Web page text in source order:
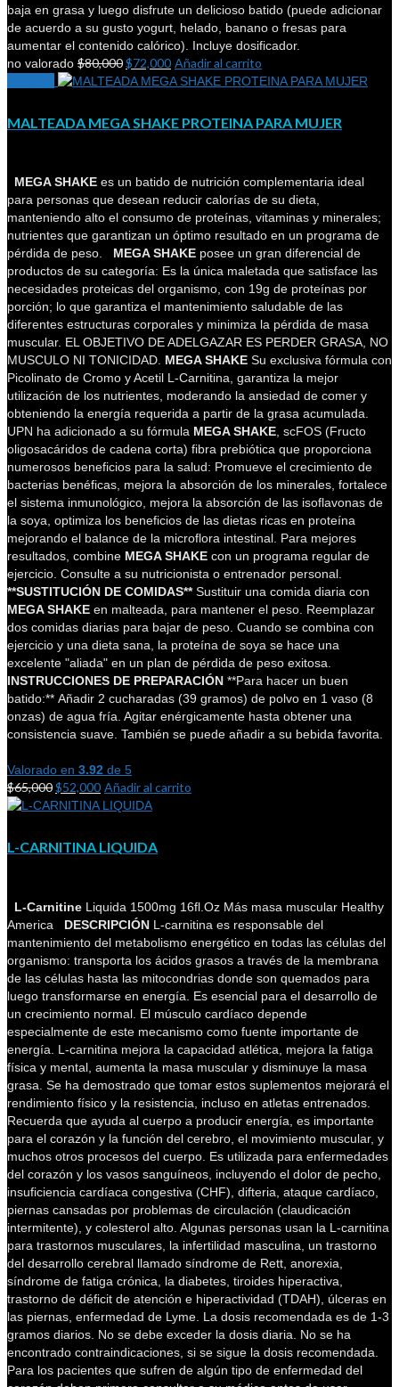
baja en grasa y luego disfrute un delicioso batido (puede adicionar
de acuerdo a su gusto yogurt, helado, banano o fresas para
aumentar el contenido calórico). Incluye dosificador.
no valorado $80,000$72,000 Añadir al carrito
MALTEADA MEGA SHAKE PROTEINA PARA MUJER
MEGA SHAKE es un batido de nutrición complementaria ideal
para personas que desean reducir calorías de su dieta,
manteniendo alto el consumo de proteínas, vitaminas y minerales;
nutrientes que garantizan un óptimo resultado en un programa de
pérdida de peso. MEGA SHAKE posee un gran diferencial de
productos de su categoría: Es la única maletada que satisface las
necesidades proteicas del organismo, con 19g de proteínas por
porción; lo que garantiza el mantenimiento saludable de las
diferentes estructuras corporales y minimiza la pérdida de masa
muscular. EL OBJETIVO DE ADELGAZAR ES PERDER GRASA, NO
MUSCULO NI TONICIDAD. MEGA SHAKE Su exclusiva fórmula con
Picolinato de Cromo y Acetil L-Carnitina, garantiza la mejor
utilización de los nutrientes, moderando la ansiedad de comer y
obteniendo la energía requerida a partir de la grasa acumulada.
UPN ha adicionado a su fórmula MEGA SHAKE, scFOS (Fructo
oligosacáridos de cadena corta) fibra prebiótica que proporciona
numerosos beneficios para la salud: Promueve el crecimiento de
bacterias benéficas, mejora la absorción de los minerales, fortalece
el sistema inmunológico, mejora la absorción de las isoflavonas de
la soya, optimiza los beneficios de las dietas ricas en proteína
mejorando el balance de la microflora intestinal. Para mejores
resultados, combine MEGA SHAKE con un programa regular de
ejercicio. Consulte a su nutricionista o entrenador personal.
**SUSTITUCIÓN DE COMIDAS**Sustituir una comida diaria con
MEGA SHAKE en malteada, para mantener el peso. Reemplazar
dos comidas diarias para bajar de peso. Cuando se combina con
ejercicio y una dieta sana, la proteína de soya se hace una
excelente "aliada" en un plan de pérdida de peso exitosa.
INSTRUCCIONES DE PREPARACIÓN **Para hacer un buen
batido:** Añadir 2 cucharadas (39 gramos) de polvo en 1 vaso (8
onzas) de agua fría. Agitar enérgicamente hasta obtener una
consistencia suave. También se puede añadir a su bebida favorita.
Valorado en 3.92 de 5
$65,000$52,000 Añadir al carrito
L-CARNITINA LIQUIDA
L-Carnitine Liquida 1500mg 16fl.Oz Más masa muscular Healthy
America DESCRIPCIÓN L-carnitina es responsable del
mantenimiento del metabolismo energético en todas las células del
organismo: transporta los ácidos grasos a través de la membrana
de las células hasta las mitocondrias donde son quemados para
luego transformarse en energía. Es esencial para el desarrollo de
un crecimiento normal. El músculo cardíaco depende
especialmente de este mecanismo como fuente importante de
energía. L-carnitina mejora la capacidad atlética, mejora la fatiga
física y mental, aumenta la masa muscular y disminuye la masa
grasa. Se ha demostrado que tomar estos suplementos mejorará el
rendimiento físico y la resistencia, incluso en atletas entrenados.
Recuerda que ayuda al cuerpo a producir energía, es importante
para el corazón y la función del cerebro, el movimiento muscular, y
muchos otros procesos del cuerpo. Es utilizada para enfermedades
del corazón y los vasos sanguíneos, incluyendo el dolor de pecho,
insuficiencia cardíaca congestiva (CHF), difteria, ataque cardíaco,
piernas cansadas por problemas de circulación (claudicación
intermitente), y colesterol alto. Algunas personas usan la L-carnitina
para trastornos musculares, la infertilidad masculina, un trastorno
del desarrollo cerebral llamado síndrome de Rett, anorexia,
síndrome de fatiga crónica, la diabetes, tiroides hiperactiva,
trastorno de déficit de atención e hiperactividad (TDAH), úlceras en
las piernas, enfermedad de Lyme. La dosis recomendada es de 1-3
gramos diarios. No se debe exceder la dosis diaria. No se ha
encontrado contraindicaciones, si se sigue la dosis recomendada.
Para los pacientes que sufren de algún tipo de enfermedad del